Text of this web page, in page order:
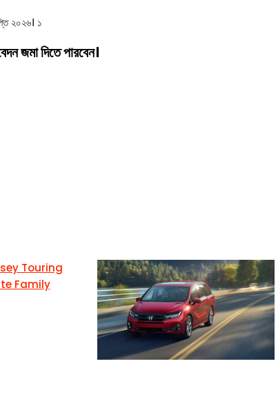
জমা দিতে পারবেন।